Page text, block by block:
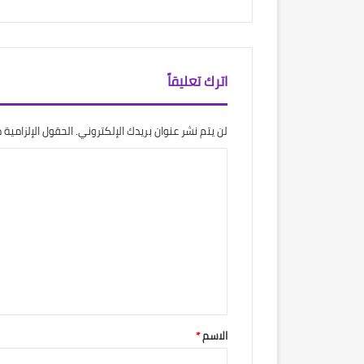
اترك تعليقاً
لن يتم نشر عنوان بريدك الإلكتروني.الحقول
*
الاسم*